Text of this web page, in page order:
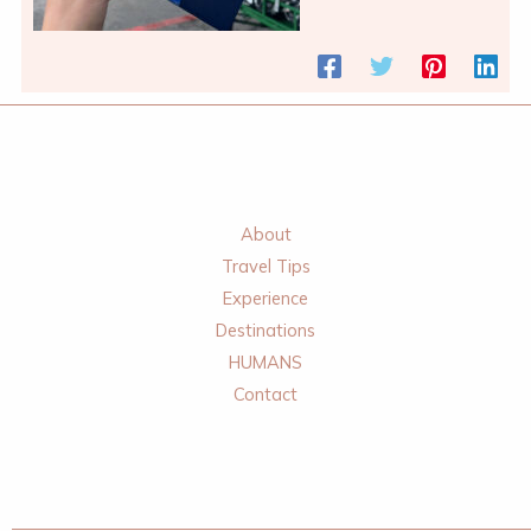
About
Travel Tips
Experience
Destinations
HUMANS
Contact